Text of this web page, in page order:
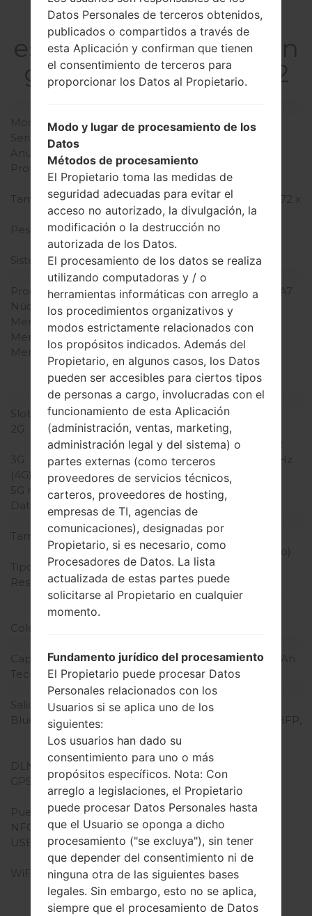
La
especificaciónSamsun
g SM-J200HGalaxy J2
Modelo
SamsungSM-J200H
Serie
Anunciado
Septiembre, 2015
Profundidad
8.4 milímetros (0.33
pulgadas)
Tamaño (dimensiones)
69 x 136.5 milímetros (2.72 x
5.37 pulgadas)
Peso
130 gramosramos (4.59
onzas)
Sistema de operación
Android Lollipop 5.1.1
Hardware
Procesador
1300MHz ARM Cortex -A7
Núcleos de UCP
cuatro núcleos
Memoria RAM
1GB
Memoria interna
8GB
Memoria externa
microSD, microSDHC,
TransFlash, microSDXC
hasta 128 GB
Red y Datos
Slot de tarjeta
Micro-SIM
2G
GSM
850/900/1800/1900MHz
3G
UMTS 850/1900/2100MHz
(4G) LTE
No
5G network
-
Datos
GPRS/EDGE
Pantalla
Tamaño de la pantalla
4.7 pulgadas (~64%
relación pantalla-cuerpo)
Tipo de Pantalla
Super AMOLED
Resolución de Pantalla
540 x 960 píxeles (~235
densidad de píxeles por
Colores de pantalla
Capacidad de batería
Retirable Li-Ion 2000 mAh
Teclado físico
-
Interfaces
Salida de audio
3.5mm jack
Bluetooth
v.4.1, A2DP, AVRCP, DI, HFP,
HID, HOGP, MAP, OPP,
PAN, PBAP, SAP
DLNA
GPS
Sí, A-GPS, GLONASS,
Geotagging
Puerto infrarrojo
-
NFC
-
USB
microUSB 2.0, USB
charging, USB OTG
WiFi
Wi-Fi 802.11 b/g/n, Wi-Fi
Direct, Wi-Fi punto de
acceso
Datos Personales de terceros obtenidos,
publicados o compartidos a través de
esta Aplicación y confirman que tienen
el consentimiento de terceros para
proporcionar los Datos al Propietario.
Modo y lugar de procesamiento de los
Datos
Métodos de procesamiento
El Propietario toma las medidas de
seguridad adecuadas para evitar el
acceso no autorizado, la divulgación, la
modificación o la destrucción no
autorizada de los Datos.
El procesamiento de los datos se realiza
utilizando computadoras y / o
herramientas informáticas con arreglo a
los procedimientos organizativos y
modos estrictamente relacionados con
los propósitos indicados. Además del
Propietario, en algunos casos, los Datos
pueden ser accesibles para ciertos tipos
de personas a cargo, involucradas con el
funcionamiento de esta Aplicación
(administración, ventas, marketing,
administración legal y del sistema) o
partes externas (como terceros
proveedores de servicios técnicos,
carteros, proveedores de hosting,
empresas de TI, agencias de
comunicaciones), designadas por
Propietario, si es necesario, como
Procesadores de Datos. La lista
actualizada de estas partes puede
solicitarse al Propietario en cualquier
momento.
Fundamento jurídico del procesamiento
El Propietario puede procesar Datos
Personales relacionados con los
Usuarios si se aplica uno de los
siguientes:
Los usuarios han dado su
consentimiento para uno o más
propósitos específicos. Nota: Con
arreglo a legislaciones, el Propietario
puede procesar Datos Personales hasta
que el Usuario se oponga a dicho
procesamiento ("se excluya"), sin tener
que depender del consentimiento ni de
ninguna otra de las siguientes bases
legales. Sin embargo, esto no se aplica,
siempre que el procesamiento de Datos